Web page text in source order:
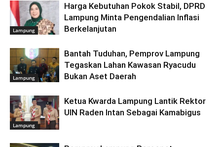
Lampung
Harga Kebutuhan Pokok Stabil, DPRD
Lampung Minta Pengendalian Inflasi
Berkelanjutan
Lampung
Bantah Tuduhan, Pemprov Lampung
Tegaskan Lahan Kawasan Ryacudu
Bukan Aset Daerah
Lampung
Ketua Kwarda Lampung Lantik Rektor
UIN Raden Intan Sebagai Kamabigus